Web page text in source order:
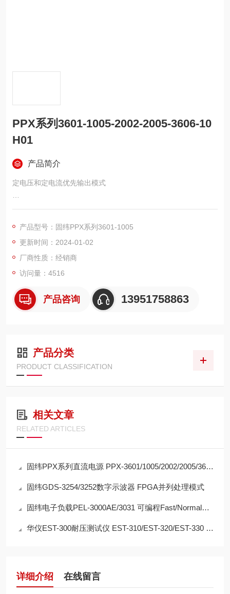
PPX系列3601-1005-2002-2005-3606-10
H01
产品简介
定电压和定电流优先输出模式
四档电流量测分辨率(最小0.1µA)/两档电压量测分辨率(最小0.1m
电源输出/截止 延迟功能
电压电流斜率控制功能
泄放电路控制
Remote Sensing功能
10组记忆功能
产品型号：固纬PPX系列3601-1005
更新时间：2024-01-02
厂商性质：经销商
访问量：4516
产品咨询 13951758863
产品分类
PRODUCT CLASSIFICATION
相关文章
RELATED ARTICLES
固纬PPX系列直流电源 PPX-3601/1005/2002/2005/3603/10H01
固纬GDS-3254/3252数字示波器 FPGA并列处理模式
固纬电子负载PEL-3000AE/3031 可编程Fast/Normal序列 外部电压、电阻控制
华仪EST-300耐压测试仪 EST-310/EST-320/EST-330 三合一耐压测试仪
详细介绍 在线留言